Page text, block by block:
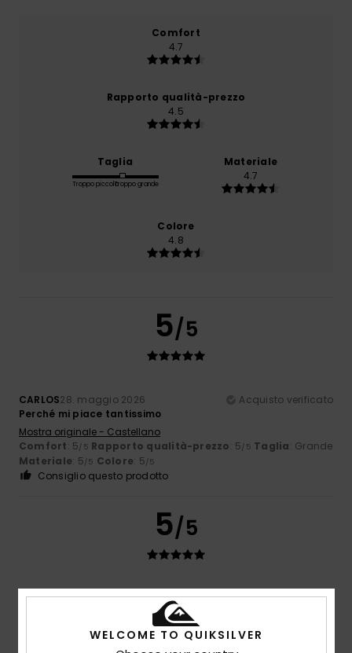
Comfort
4.7
Rapporto qualità-prezzo
4.5
Taglia
Troppo piccoloTroppo grande
Materiale
4.7
Colore
4.8
5/5
CARLOS28. maggio 2026
Acquisto verificato
Perché mi piace tantissimo
Mostra originale - Castellano
Comfort: 5/5 Rapporto qualità-prezzo: 5/5 Taglia: Grande
Materiale: 5/5 Colore: 5/5
Consiglio questo prodotto
5/5
Terry28. febbraio 2026
Acquisto verificato
Il cappotto è proprio quello che volevo, ma avrei dovuto
ordinare una taglia S e una M per verificare quale fosse
quella giusta, approfittando della possibilità di restituire
WELCOME TO QUIKSILVER